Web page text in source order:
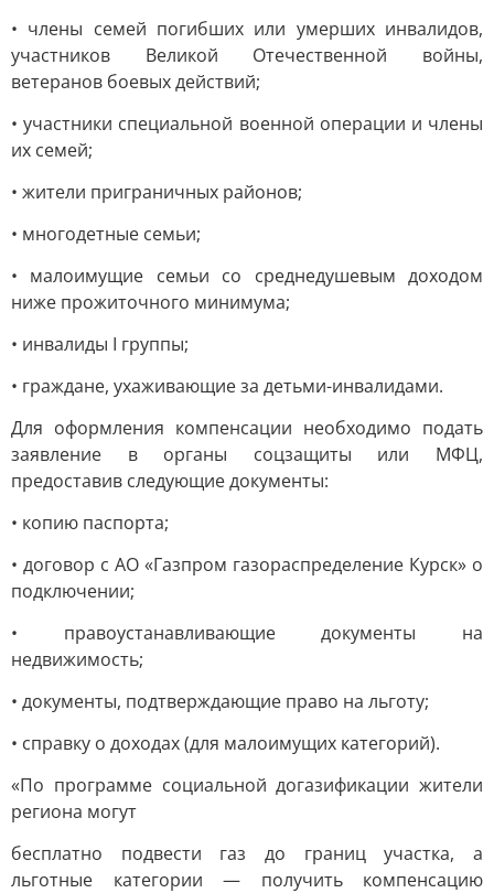
• члены семей погибших или умерших инвалидов,
участников Великой Отечественной войны,
ветеранов боевых действий;
• участники специальной военной операции и члены
их семей;
• жители приграничных районов;
• многодетные семьи;
• малоимущие семьи со среднедушевым доходом
ниже прожиточного минимума;
• инвалиды I группы;
• граждане, ухаживающие за детьми-инвалидами.
Для оформления компенсации необходимо подать
заявление в органы соцзащиты или МФЦ,
предоставив следующие документы:
• копию паспорта;
• договор с АО «Газпром газораспределение Курск» о
подключении;
• правоустанавливающие документы на
недвижимость;
• документы, подтверждающие право на льготу;
• справку о доходах (для малоимущих категорий).
«По программе социальной догазификации жители
региона могут
бесплатно подвести газ до границ участка, а
льготные категории — получить компенсацию